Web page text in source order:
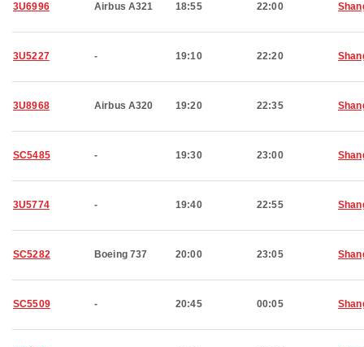
3U6996 Airbus A321 18:55 22:00
3U5227 - 19:10 22:20
3U8968 Airbus A320 19:20 22:35
SC5485 - 19:30 23:00
3U5774 - 19:40 22:55
SC5282 Boeing 737 20:00 23:05
SC5509 - 20:45 00:05